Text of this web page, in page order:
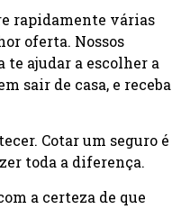
rapidamente várias
oferta. Nossos
te ajudar a escolher a
sair de casa, e receba
Cotar um seguro é
toda a diferença.
a certeza de que